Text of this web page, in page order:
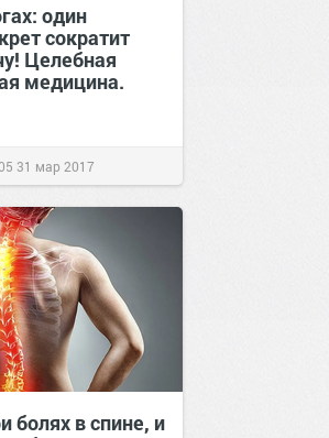
один
сократит
Целебная
медицина.
31 мар 2017
болях в спине, и